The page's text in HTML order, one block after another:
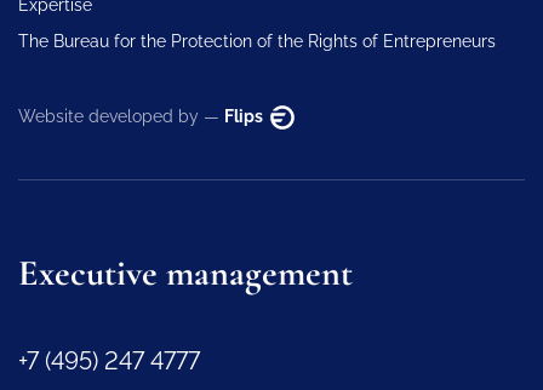
Expertise
The Bureau for the Protection of the Rights of Entrepreneurs
Website developed by — Flips
Executive management
+7 (495) 247 4777